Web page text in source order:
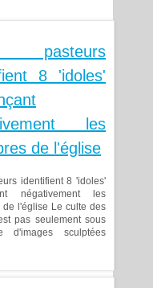
pasteurs
8 'idoles'
les
de l'église
identifient 8 'idoles'
négativement les
de l'église Le culte des
pas seulement sous
d'images sculptées